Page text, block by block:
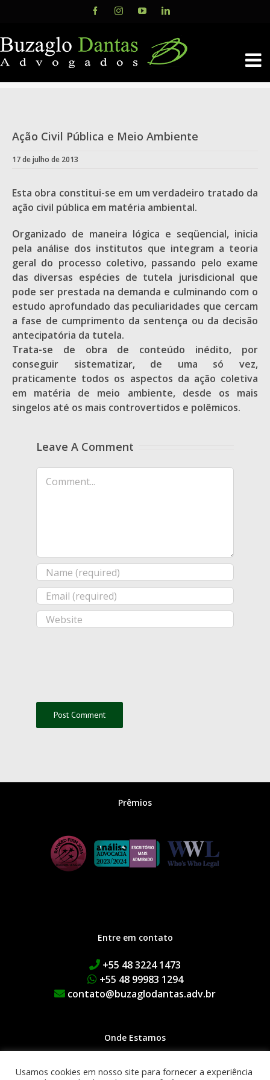
content
FacebookInstagramYouTubeLinkedIn
Ação Civil Pública e Meio Ambiente
17 de julho de 2013
Esta obra constitui-se em um verdadeiro tratado da
ação civil pública em matéria ambiental.
Organizado de maneira lógica e seqüencial, inicia
pela análise dos institutos que integram a teoria
geral do processo coletivo, passando pelo exame
das diversas espécies de tutela jurisdicional que
pode ser prestada na demanda e culminando com o
estudo aprofundado das peculiaridades que cercam
a fase de cumprimento da sentença ou da decisão
antecipatória da tutela.
Trata-se de obra de conteúdo inédito, por
conseguir sistematizar, de uma só vez,
praticamente todos os aspectos da ação coletiva
em matéria de meio ambiente, desde os mais
singelos até os mais controvertidos e polêmicos.
Leave A Comment
Comment
Prêmios
Entre em contato
+55 48 3224 1473
+55 48 99983 1294
contato@buzaglodantas.adv.br
Onde Estamos
Rua Adolfo Melo, 38 | Centro
Usamos cookies em nosso site para fornecer a experiência